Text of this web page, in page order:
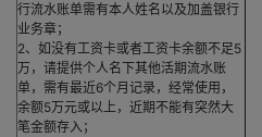
行流水账单需有本人姓名以及加盖银行
业务章；
2、如没有工资卡或者工资卡余额不足5
万，请提供个人名下其他活期流水账
单，需有最近6个月记录，经常使用，
余额5万元或以上，近期不能有突然大
笔金额存入；